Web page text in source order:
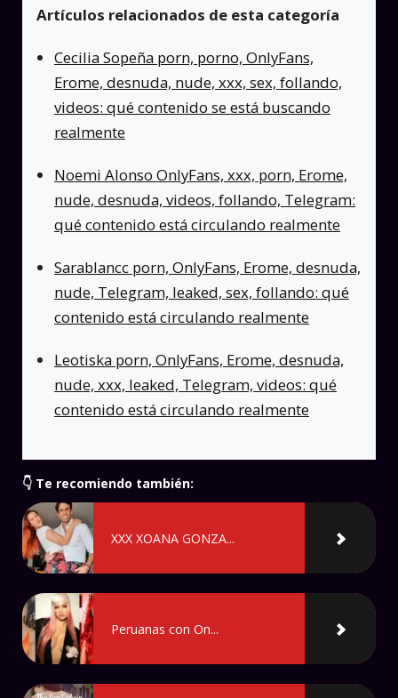
Artículos relacionados de esta categoría
Cecilia Sopeña porn, porno, OnlyFans,
Erome, desnuda, nude, xxx, sex, follando,
videos: qué contenido se está buscando
realmente
Noemi Alonso OnlyFans, xxx, porn, Erome,
nude, desnuda, videos, follando, Telegram:
qué contenido está circulando realmente
Sarablancc porn, OnlyFans, Erome, desnuda,
nude, Telegram, leaked, sex, follando: qué
contenido está circulando realmente
Leotiska porn, OnlyFans, Erome, desnuda,
nude, xxx, leaked, Telegram, videos: qué
contenido está circulando realmente
👇 Te recomiendo también:
XXX XOANA GONZA...
Peruanas con On...